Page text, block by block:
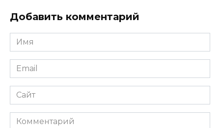
Добавить комментарий
Имя
*
Email
*
Сайт
Комментарий